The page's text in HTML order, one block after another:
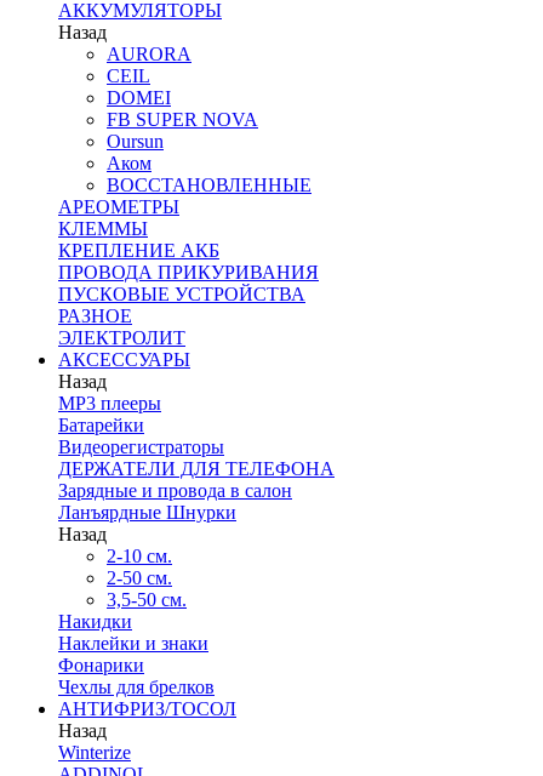
АККУМУЛЯТОРЫ
Назад
AURORA
CEIL
DOMEI
FB SUPER NOVA
Oursun
Аком
ВОССТАНОВЛЕННЫЕ
АРЕОМЕТРЫ
КЛЕММЫ
КРЕПЛЕНИЕ АКБ
ПРОВОДА ПРИКУРИВАНИЯ
ПУСКОВЫЕ УСТРОЙСТВА
РАЗНОЕ
ЭЛЕКТРОЛИТ
АКСЕССУАРЫ
Назад
MP3 плееры
Батарейки
Видеорегистраторы
ДЕРЖАТЕЛИ ДЛЯ ТЕЛЕФОНА
Зарядные и провода в салон
Ланъярдные Шнурки
Назад
2-10 см.
2-50 см.
3,5-50 см.
Накидки
Наклейки и знаки
Фонарики
Чехлы для брелков
АНТИФРИЗ/ТОСОЛ
Назад
Winterize